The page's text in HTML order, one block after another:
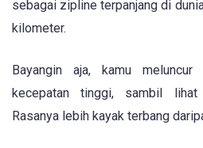
sebagai zipline terpanjang di
kilometer.
Bayangin aja, kamu
kecepatan tinggi, sambil lihat
Rasanya lebih kayak terbang